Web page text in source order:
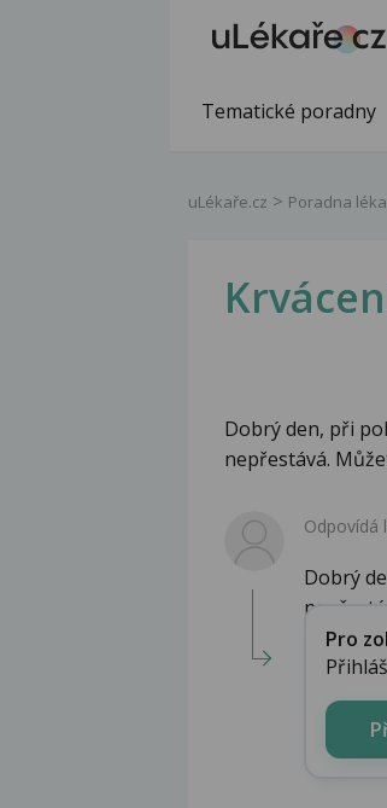
Tematické poradny
uLékaře.cz Poradna
Dobrý den, při
nepřestává.
Odpovídá
Dobrý
Pro